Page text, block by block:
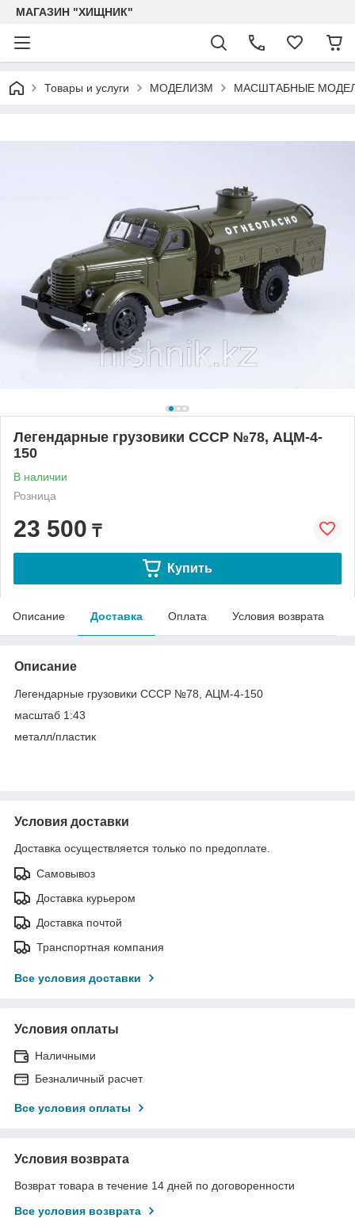
МАГАЗИН "ХИЩНИК"
Товары и услуги МОДЕЛИЗМ МАСШТАБНЫЕ
Легендарные грузовики СССР №78, АЦМ-4-
150
В наличии
Розница
23 500 ₸
Купить
Описание Доставка Оплата Условия возврата
Описание
Легендарные грузовики СССР №78, АЦМ-4-150
масштаб 1:43
металл/пластик
Условия доставки
Доставка осуществляется только по предоплате.
Самовывоз
Доставка курьером
Доставка почтой
Транспортная компания
Все условия доставки
Условия оплаты
Наличными
Безналичный расчет
Все условия оплаты
Условия возврата
Возврат товара в течение 14 дней по договоренности
Все условия возврата